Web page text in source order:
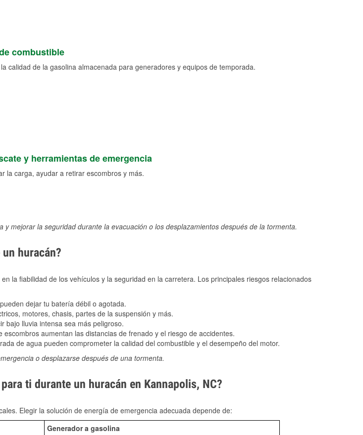
combustible
calidad de la gasolina almacenada para generadores y equipos de temporada.
y herramientas de emergencia
la carga, ayudar a retirar escombros y más.
mejorar la seguridad durante la evacuación o los desplazamientos después de la tormenta.
huracán?
la fiabilidad de los vehículos y la seguridad en la carretera. Los principales riesgos relacionados
dejar tu batería débil o agotada.
motores, chasis, partes de la suspensión y más.
bajo lluvia intensa sea más peligroso.
aumentan las distancias de frenado y el riesgo de accidentes.
de agua pueden comprometer la calidad del combustible y el desempeño del motor.
o desplazarse después de una tormenta.
ti durante un huracán en Kannapolis, NC?
Elegir la solución de energía de emergencia adecuada depende de:
Generador a gasolina